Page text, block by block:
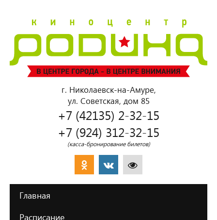
г. Николаевск-на-Амуре,
ул. Советская, дом 85
+7 (42135) 2-32-15
+7 (924) 312-32-15
(касса-бронирование билетов)
Главная
Расписание